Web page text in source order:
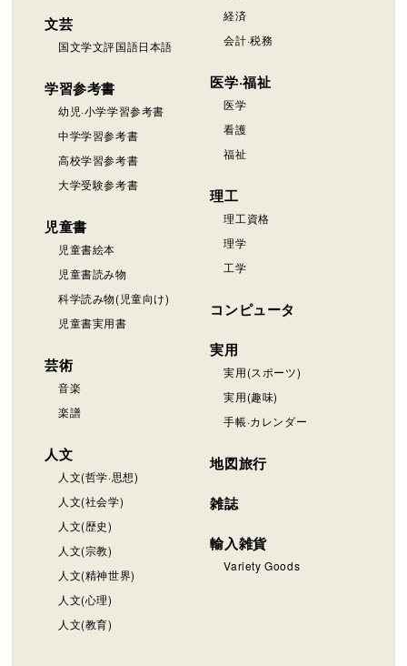
文芸
国文学文評国語日本語
学習参考書
幼児·小学学習参考書
中学学習参考書
高校学習参考書
大学受験参考書
児童書
児童書絵本
児童書読み物
科学読み物(児童向け)
児童書実用書
芸術
音楽
楽譜
人文
人文(哲学·思想)
人文(社会学)
人文(歴史)
人文(宗教)
人文(精神世界)
人文(心理)
人文(教育)
経済
会計·税務
医学·福祉
医学
看護
福祉
理工
理工資格
理学
工学
コンピュータ
実用
実用(スポーツ)
実用(趣味)
手帳·カレンダー
地図旅行
雑誌
輸入雑貨
Variety Goods